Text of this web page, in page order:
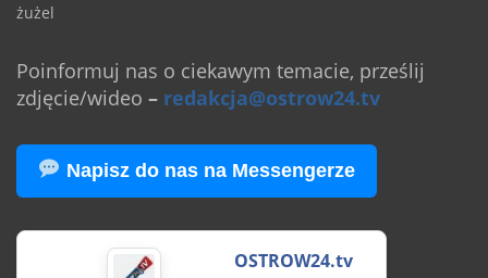
żużel
Poinformuj nas o ciekawym temacie, prześlij
zdjęcie/wideo – redakcja@ostrow24.tv
Napisz do nas na Messengerze
OSTROW24.tv